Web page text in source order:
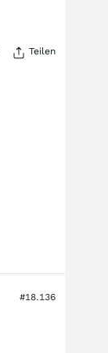
Teilen
#18.136